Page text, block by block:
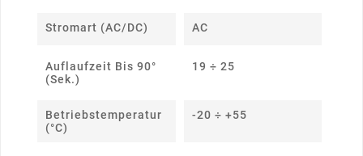
Stromart (AC/DC) AC
Auflaufzeit Bis 90°
(Sek.)
19 ÷ 25
Betriebstemperatur
(°C)
-20 ÷ +55